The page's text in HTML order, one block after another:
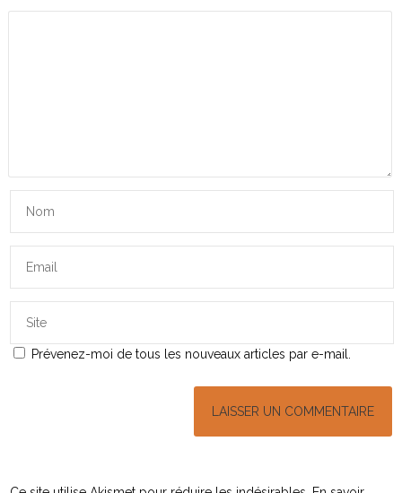
Prévenez-moi de tous les nouveaux articles par e-mail.